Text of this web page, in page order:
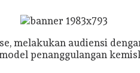
melakukan audiensi
penanggulangan